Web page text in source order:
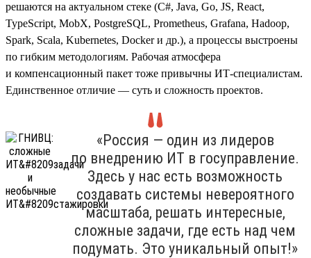
решаются на актуальном стеке (С#, Java, Go, JS, React,
TypeScript, MobX, PostgreSQL, Prometheus, Grafana, Hadoop,
Spark, Scala, Kubernetes, Doсker и др.), а процессы выстроены
по гибким методологиям. Рабочая атмосфера
и компенсационный пакет тоже привычны ИТ-специалистам.
Единственное отличие — суть и сложность проектов.
«Россия — один из лидеров
по внедрению ИТ в госуправление.
Здесь у нас есть возможность
создавать системы невероятного
масштаба, решать интересные,
сложные задачи, где есть над чем
подумать. Это уникальный опыт!»